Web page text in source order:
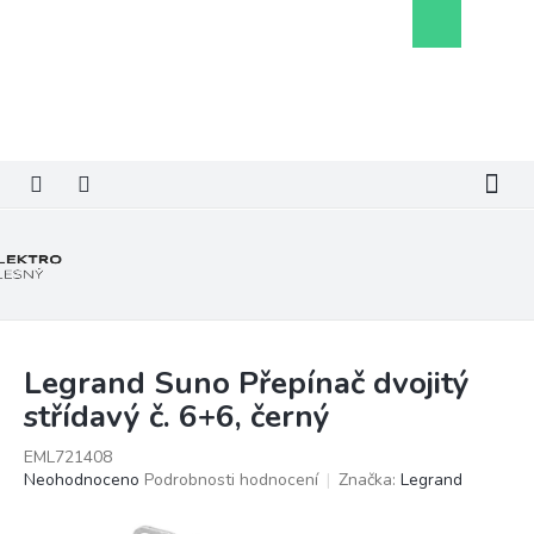
košík
Legrand Suno Přepínač dvojitý
střídavý č. 6+6, černý
EML721408
Průměrné
Neohodnoceno Podrobnosti hodnocení Značka: Legrand